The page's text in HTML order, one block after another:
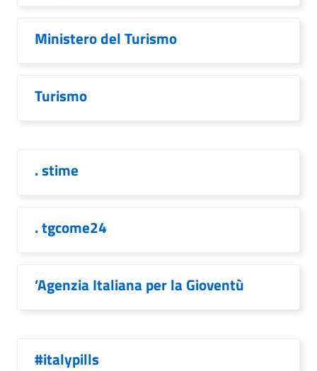
Ministero del Turismo
Turismo
. stime
. tgcome24
’Agenzia Italiana per la Gioventù
#italypills